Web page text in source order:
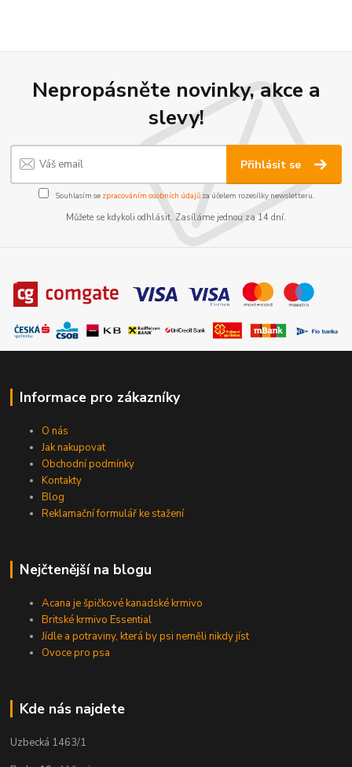
Nepropásněte novinky, akce a
slevy!
Přihlásit se
Souhlasím se zpracováním osobních údajůza účelem rozesílky newsletteru.
Můžete se kdykoli odhlásit. Zasíláme jednou za 14 dní.
Informace pro zákazníky
O nás
Jak nakupovat
Obchodní podmínky
Kontakty
Blog
Reklamační formulář ke stažení
Nejčtenější na blogu
Acana je špičkové kanadské krmivo
Britské krmivo Essential
Jídle a potraviny, která by psi neměli nikdy jíst
Ovoce pro psa
Kde nás najdete
Uzbecká 1463/1